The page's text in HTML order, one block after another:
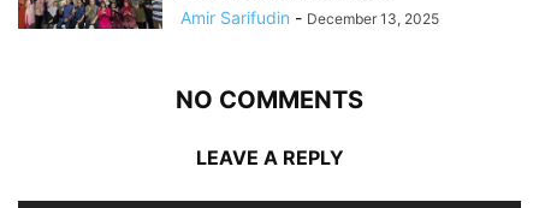
Amir Sarifudin - December 13, 2025
NO COMMENTS
LEAVE A REPLY